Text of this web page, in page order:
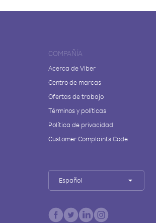
COMPAÑÍA
Acerca de Viber
Centro de marcas
Ofertas de trabajo
Términos y políticas
Política de privacidad
Customer Complaints Code
Español